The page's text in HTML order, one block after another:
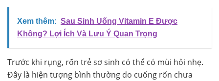
Xem thêm: Sau Sinh Uống Vitamin E Được
Không? Lợi Ích Và Lưu Ý Quan Trọng
Trước khi rụng, rốn trẻ sơ sinh có thể có mùi hôi nhẹ.
Đây là hiện tượng bình thường do cuống rốn chưa